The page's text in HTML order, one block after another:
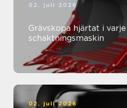
02. juli 2026
Grävskopa hjärtat i varje effektiv
schaktningsmaskin
02. juli 2026